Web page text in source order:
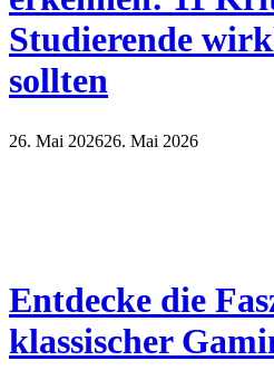
Studierende
sollten
26. Mai 202626. Mai 2026
Entdecke die
klassischer